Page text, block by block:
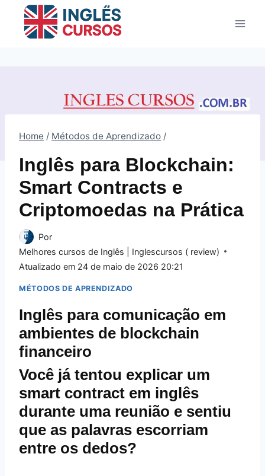
Home / Métodos de Aprendizado /
Inglês para Blockchain:
Smart Contracts e
Criptomoedas na Prática
Por
Melhores cursos de Inglês | Inglescursos ( review)
Atualizado em 24 de maio de 2026 20:21
MÉTODOS DE APRENDIZADO
Inglês para comunicação em
ambientes de blockchain
financeiro
Você já tentou explicar um
smart contract em inglês
durante uma reunião e sentiu
que as palavras escorriam
entre os dedos?